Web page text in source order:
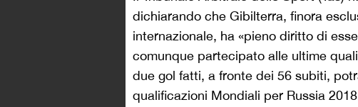
dichiarando che Gibilterra, finora
internazionale, ha «pieno diritto di
comunque partecipato alle ultime
due gol fatti, a fronte dei 56 subiti,
qualificazioni Mondiali per Russia